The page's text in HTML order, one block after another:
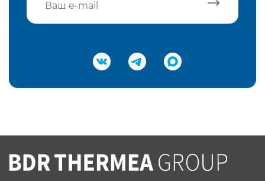
Подтвердить e-mail
Вы соглашаетесь с нашей политикой
конфеденциальности